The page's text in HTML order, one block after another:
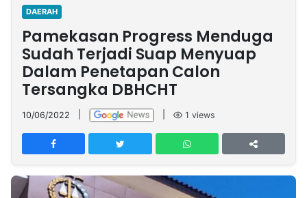
Nasional
International
Olahraga
Entertainment
Daerah
Pariwisata
Kuliner
Kolom
Network
PT
TREETAN
MULTIMEDIA
INDONESIA
DAERAH
Pamekasan Progress Menduga
Sudah Terjadi Suap Menyuap
Dalam Penetapan Calon
Tersangka DBHCHT
10/06/2022 1 views